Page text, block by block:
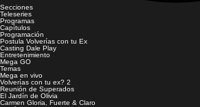
Secciones
Teleseries
Programas
Capítulos
Programación
Postula Volverías con tu Ex
Casting Dale Play
Entretenimiento
Mega GO
Temas
Mega en vivo
Volverías con tu ex? 2
Reunión de Superados
El Jardín de Olivia
Carmen Gloria, Fuerte & Claro